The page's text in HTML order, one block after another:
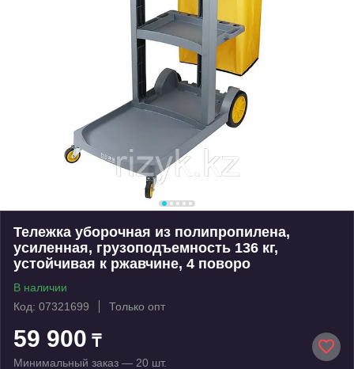
Тележка уборочная из полипропилена,
усиленная, грузоподъемность 136 кг,
устойчивая к ржавчине, 4 поворо
В наличии
Код: 07321699
Только опт
59 900 ₸
Минимальный заказ — 20 шт.